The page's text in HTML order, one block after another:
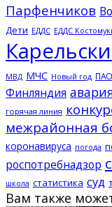
Парфенчиков
Дети ЕДДС ЕДДС
МВД МЧС Новый год
Финляндия
горячая линия
межрайонная
коронавируса погода
роспотребнадзор
школа статистика суд
Вам также